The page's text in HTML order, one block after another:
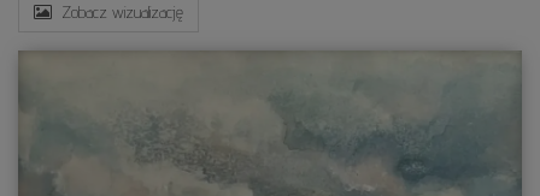
Zobacz wizualizację